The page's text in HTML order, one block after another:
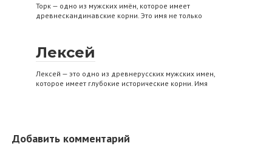
Торк — одно из мужских имён, которое имеет
древнескандинавские корни. Это имя не только
Лексей
Лексей — это одно из древнерусских мужских имен,
которое имеет глубокие исторические корни. Имя
Добавить комментарий